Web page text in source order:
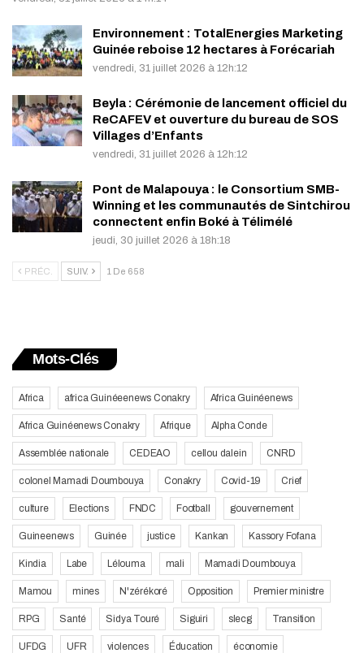
Environnement : TotalEnergies Marketing
Guinée reboise 12 hectares à Forécariah
vendredi, 31 juillet 2026 à 12h:12
Beyla : Cérémonie de lancement officiel du
ReCAFEV et ouverture du bureau de SOS
Villages d’Enfants
vendredi, 31 juillet 2026 à 12h:12
Pont de Malapouya : le Consortium SMB-
Winning et les communautés de Sintchirou
connectent enfin Boké à Télimélé
jeudi, 30 juillet 2026 à 18h:18
PRÉC. SUIV. 1 De 658
Mots-Clés
Africa africa Guinéeenews Conakry Africa Guinéenews
Africa Guinéenews Conakry Afrique Alpha Conde
Assemblée nationale CEDEAO cellou dalein CNRD
colonel Mamadi Doumbouya Conakry Covid-19 Crief
culture Elections FNDC Football gouvernement
Guineenews Guinée justice Kankan Kassory Fofana
Kindia Labe Lélouma mali Mamadi Doumbouya
Mamou mines N'zérékoré Opposition Premier ministre
RPG Santé Sidya Touré Siguiri slecg Transition
UFDG UFR violences Éducation économie